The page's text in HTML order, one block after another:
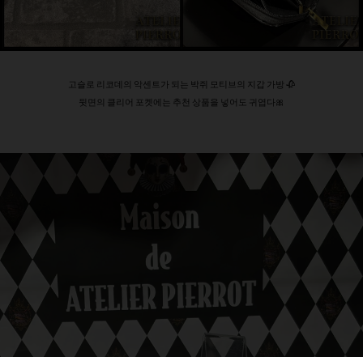
고슬로 리코데의 악센트가 되는 박쥐 모티브의 지갑 가방 🥀
뒷면의 클리어 포켓에는 추천 상품을 넣어도 귀엽다🎀